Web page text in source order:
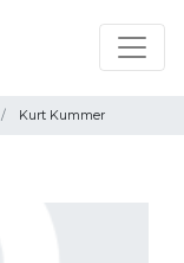
Kurt Kummer